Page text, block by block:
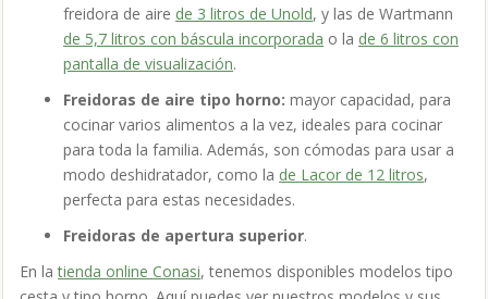
freidora de aire de 3 litros de Unold, y las de Wartmann
de 5,7 litros con báscula incorporada o la de 6 litros con
pantalla de visualización.
Freidoras de aire tipo horno: mayor capacidad, para
cocinar varios alimentos a la vez, ideales para cocinar
para toda la familia. Además, son cómodas para usar a
modo deshidratador, como la de Lacor de 12 litros,
perfecta para estas necesidades.
Freidoras de apertura superior.
En latienda online Conasi, tenemos disponibles modelos tipo